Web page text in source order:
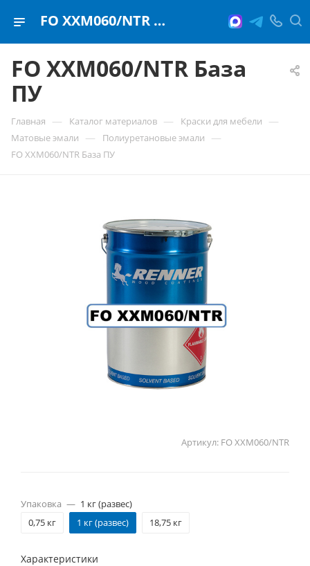
FO ХХM060/NTR База ПУ
FO ХХM060/NTR База
ПУ
Главная — Каталог материалов — Краски для мебели —
Матовые эмали — Полиуретановые эмали —
FO ХХM060/NTR База ПУ
Артикул: FO XXM060/NTR
Упаковка — 1 кг (развес)
0,75 кг
1 кг (развес) 18,75 кг
Характеристики